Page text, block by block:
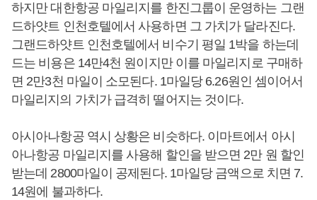
하지만 대한항공 마일리지를 한진그룹이 운영하는 그랜
드하얏트 인천호텔에서 사용하면 그 가치가 달라진다.
그랜드하얏트 인천호텔에서 비수기 평일 1박을 하는데
드는 비용은 14만4천 원이지만 이를 마일리지로 구매하
면 2만3천 마일이 소모된다. 1마일당 6.26원인 셈이어서
마일리지의 가치가 급격히 떨어지는 것이다.
아시아나항공 역시 상황은 비슷하다. 이마트에서 아시
아나항공 마일리지를 사용해 할인을 받으면 2만 원 할인
받는데 2800마일이 공제된다. 1마일당 금액으로 치면 7.
14원에 불과하다.